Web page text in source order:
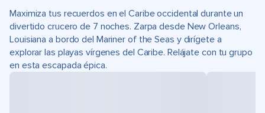
Maximiza tus recuerdos en el Caribe occidental durante un
divertido crucero de 7 noches. Zarpa desde New Orleans,
Louisiana a bordo del Mariner of the Seas y dirígete a
explorar las playas vírgenes del Caribe. Relájate con tu grupo
en esta escapada épica.